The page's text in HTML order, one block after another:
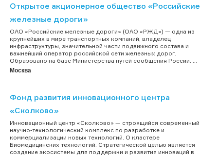
Открытое акционерное общество «Российские
железные дороги»
ОАО «Российские железные дороги» (ОАО «РЖД») — одна из
крупнейших в мире транспортных компаний, владелец
инфраструктуры, значительной части подвижного состава и
важнейший оператор российской сети железных дорог.
Образовано на базе Министерства путей сообщения России. ...
Москва
Фонд развития инновационного центра
«Сколково»
Инновационный центр «Сколково» — строящийся современный
научно-технологический комплекс по разработке и
коммерциализации новых технологий. О кластере
Биомедицинских технологий. Стратегической целью является
создание экосистемы для поддержки и развития инноваций в